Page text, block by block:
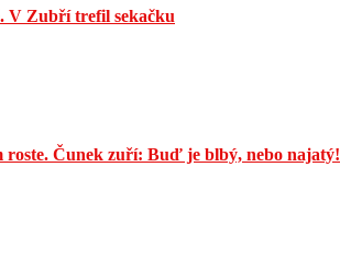
V Zubří trefil sekačku
roste. Čunek zuří: Buď je blbý, nebo najatý!